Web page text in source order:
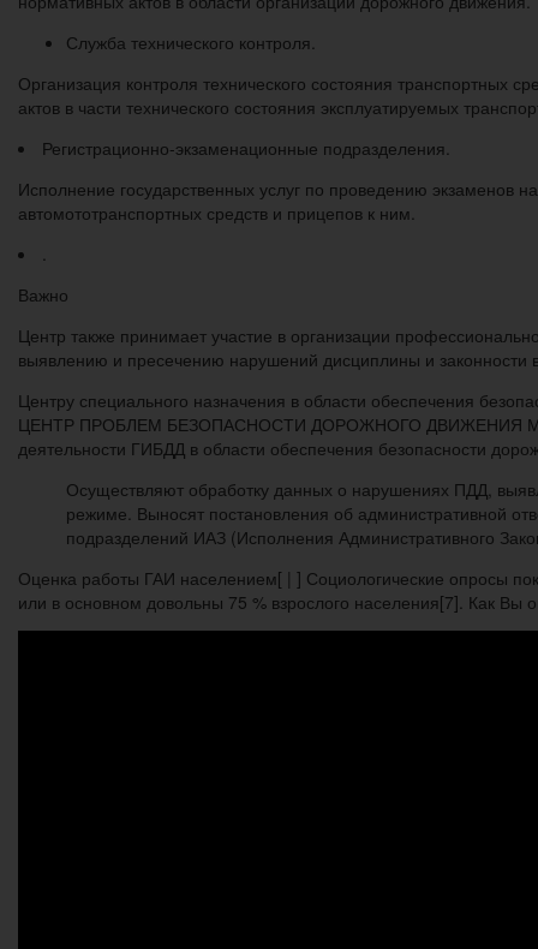
Служба технического контроля.
Организация контроля технического состояния транспортных
актов в части технического состояния эксплуатируемых
Регистрационно-экзаменационные подразделения.
Исполнение государственных услуг по проведению экзаменов
автомототранспортных средств и прицепов к ним.
.
Важно
Центр также принимает участие в организации
выявлению и пресечению нарушений дисциплины и законности
Центру специального назначения в области обеспечения
ЦЕНТР ПРОБЛЕМ БЕЗОПАСНОСТИ ДОРОЖНОГО ДВИЖЕНИЯ МВД
деятельности ГИБДД в области обеспечения безопасности
Осуществляют обработку данных о нарушениях ПДД,
режиме. Выносят постановления об административной
подразделений ИАЗ (Исполнения Административного
Оценка работы ГАИ населением[ | ] Социологические опросы
или в основном довольны 75 % взрослого населения[7]. Как